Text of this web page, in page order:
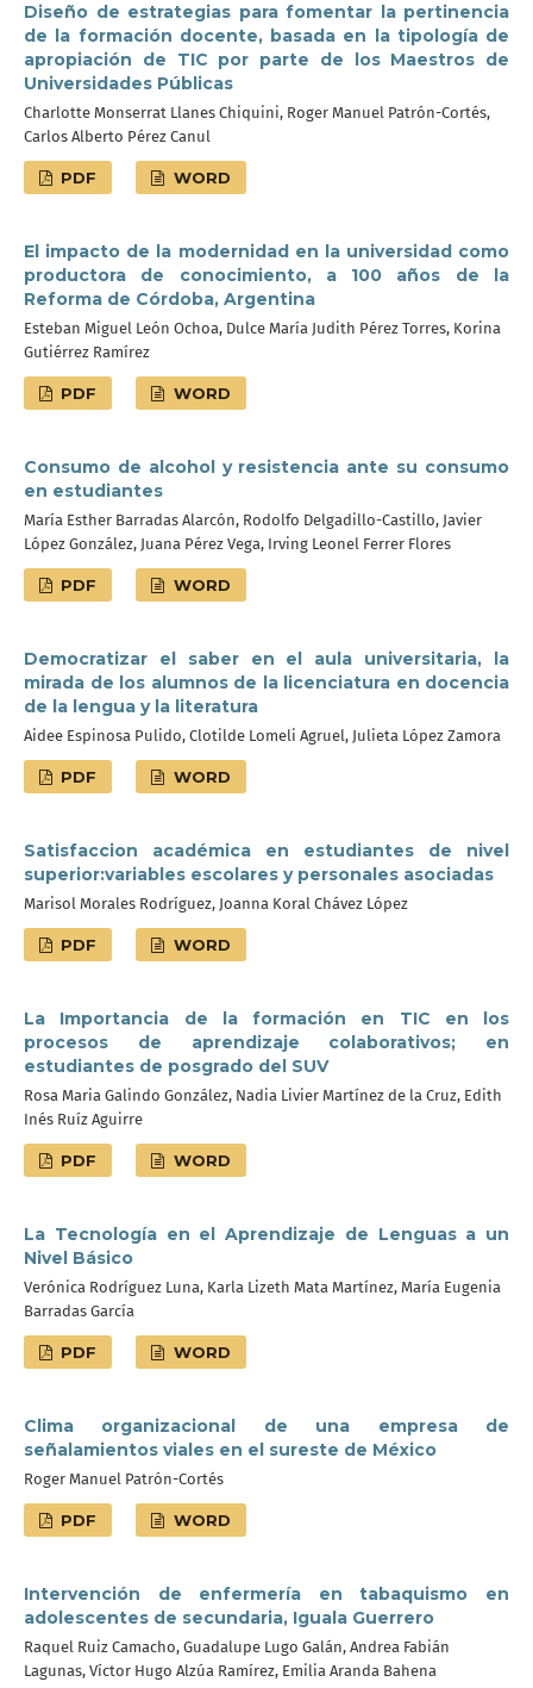
Diseño de estrategias para fomentar la pertinencia
de la formación docente, basada en la tipología de
apropiación de TIC por parte de los Maestros de
Universidades Públicas
Charlotte Monserrat Llanes Chiquini, Roger Manuel Patrón-Cortés,
Carlos Alberto Pérez Canul
PDF WORD
El impacto de la modernidad en la universidad como
productora de conocimiento, a 100 años de la
Reforma de Córdoba, Argentina
Esteban Miguel León Ochoa, Dulce María Judith Pérez Torres, Korina
Gutiérrez Ramírez
PDF WORD
Consumo de alcohol y resistencia ante su consumo
en estudiantes
María Esther Barradas Alarcón, Rodolfo Delgadillo-Castillo, Javier
López González, Juana Pérez Vega, Irving Leonel Ferrer Flores
PDF WORD
Democratizar el saber en el aula universitaria, la
mirada de los alumnos de la licenciatura en docencia
de la lengua y la literatura
Aidee Espinosa Pulido, Clotilde Lomeli Agruel, Julieta López Zamora
PDF WORD
Satisfaccion académica en estudiantes de nivel
superior:variables escolares y personales asociadas
Marisol Morales Rodríguez, Joanna Koral Chávez López
PDF WORD
La Importancia de la formación en TIC en los
procesos de aprendizaje colaborativos; en
estudiantes de posgrado del SUV
Rosa Maria Galindo González, Nadia Livier Martínez de la Cruz, Edith
Inés Ruíz Aguirre
PDF WORD
La Tecnología en el Aprendizaje de Lenguas a un
Nivel Básico
Verónica Rodríguez Luna, Karla Lizeth Mata Martínez, María Eugenia
Barradas García
PDF WORD
Clima organizacional de una empresa de
señalamientos viales en el sureste de México
Roger Manuel Patrón-Cortés
PDF WORD
Intervención de enfermería en tabaquismo en
adolescentes de secundaria, Iguala Guerrero
Raquel Ruiz Camacho, Guadalupe Lugo Galán, Andrea Fabián
Lagunas, Víctor Hugo Alzúa Ramírez, Emilia Aranda Bahena